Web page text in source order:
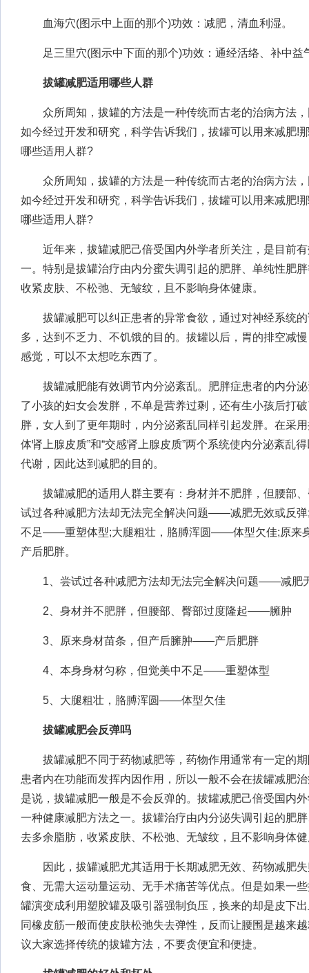
血海穴(图示中上面的那个)功效：减肥，清血利湿。
足三里穴(图示中下面的那个)功效：通经活络、补中益
拔罐减肥适用哪些人群
众所周知，拔罐的方法是一种传统而古老的治病方法，
如今经过开发和研究，科学告诉我们，拔罐可以用来减肥!
哪些适用人群?
众所周知，拔罐的方法是一种传统而古老的治病方法，
如今经过开发和研究，科学告诉我们，拔罐可以用来减肥!
哪些适用人群?
近年来，拔罐减肥己倍受国内外学者所关注，是目前有
一。特别是拔罐治疗由内分蜜失调引起的肥胖、单纯性肥
收紧皮肤、不松弛、无皱纹，且不影响身体健康。
拔罐减肥可以纠正患者的异常食欲，通过对神经系统的
多，达到不乏力、不饥饿的目的。拔罐以后，胃的排空减
感觉，可以不太想吃东西了。
拔罐减肥能有效调节内分泌紊乱。肥胖症患者的内分泌
了小孩的妇女会发胖，不单是营养过剩，还有生小孩后打
胖，女人到了更年期时，内分泌紊乱同样引起发胖。在采
体肾上腺皮质”和“交感肾上腺皮质”两个系统使内分泌紊乱
代谢，因此达到减肥的目的。
拔罐减肥的适用人群主要有：身材并不肥胖，但腰部
试过各种减肥方法却无法完全解决问题——减肥无效或反
不足——重塑体型;大腿粗壮，胳膊浑圆——体型欠佳;原来
产后肥胖。
1、尝试过各种减肥方法却无法完全解决问题——减肥
2、身材并不肥胖，但腰部、臀部过度隆起——臃肿
3、原来身材苗条，但产后臃肿——产后肥胖
4、本身身材匀称，但觉美中不足——重塑体型
5、大腿粗壮，胳膊浑圆——体型欠佳
拔罐减肥会反弹吗
拔罐减肥不同于药物减肥等，药物作用通常有一定的期
患者内在功能而发挥内因作用，所以一般不会在拔罐减肥
是说，拔罐减肥一般是不会反弹的。拔罐减肥己倍受国内
一种健康减肥方法之一。拔罐治疗由内分泌失调引起的肥
去多余脂肪，收紧皮肤、不松弛、无皱纹，且不影响身体
因此，拔罐减肥尤其适用于长期减肥无效、药物减肥失
食、无需大运动量运动、无手术痛苦等优点。但是如果一
罐演变成利用塑胶罐及吸引器强制负压，换来的却是皮下
同橡皮筋一般而使皮肤松弛失去弹性，反而让腰围是越来
议大家选择传统的拔罐方法，不要贪便宜和便捷。